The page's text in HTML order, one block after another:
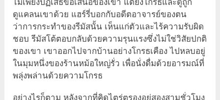
ไม่เพียงปฏิเสธข้อเสนอของเขา แต่ยังโกรธและดูถูก
ดูแคลนเขาด้วย แฮร์รี่บอกกับอดีตอาจารย์ของตน
ว่าการกระทำของรีมัสนั้น เห็นแก่ตัวและไร้ความรับผิด
ชอบ รีมัสโต้ตอบกลับด้วยความรุนแรงซึ่งไม่ใช่วิสัยปกติ
ของเขา เขาออกไปจากบ้านอย่างโกรธเคือง ไปหลบอยู่
ในมุมหนึ่งของร้านหม้อใหญ่รั่ว เพื่อนั่งดื่มด้วยอารมณ์ที่
พลุ่งพล่านด้วยความโกรธ
อย่างไรก็ตาม หลังจากที่คิดไตร่ตรองอยู่สองสามชั่วโมง